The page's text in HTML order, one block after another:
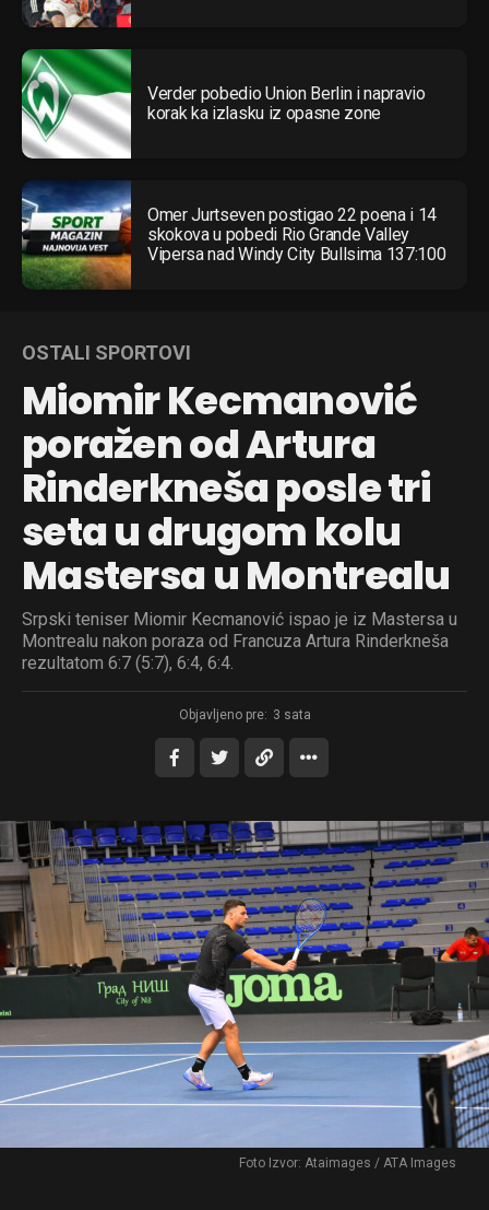
Verder pobedio Union Berlin i napravio
korak ka izlasku iz opasne zone
Omer Jurtseven postigao 22 poena i 14
skokova u pobedi Rio Grande Valley
Vipersa nad Windy City Bullsima 137:100
OSTALI SPORTOVI
Miomir Kecmanović
poražen od Artura
Rinderkneša posle tri
seta u drugom kolu
Mastersa u Montrealu
Srpski teniser Miomir Kecmanović ispao je iz Mastersa u
Montrealu nakon poraza od Francuza Artura Rinderkneša
rezultatom 6:7 (5:7), 6:4, 6:4.
Objavljeno pre: 3 sata
Foto Izvor: Ataimages / ATA Images